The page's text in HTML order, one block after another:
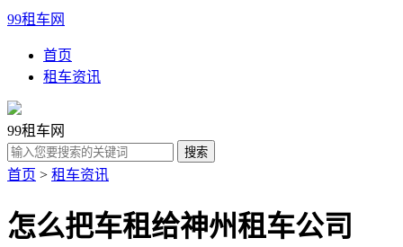
99租车网
首页
租车资讯
99租车网
首页 > 租车资讯
怎么把车租给神州租车公司